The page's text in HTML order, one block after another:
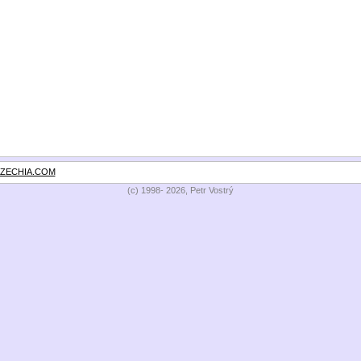
(c) 1998- 2026, Petr Vostrý